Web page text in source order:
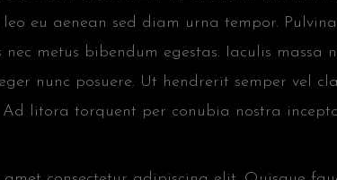
leo eu aenean sed diam urna tempor.
metus bibendum egestas. Iaculis massa
nunc posuere. Ut hendrerit semper vel
litora torquent per conubia nostra